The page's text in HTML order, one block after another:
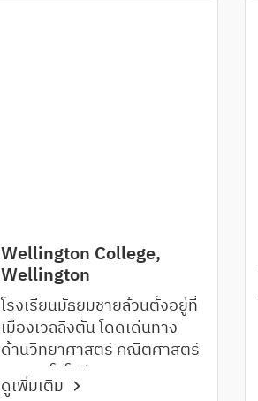
Wellington College,
Wellington
โรงเรียนมัธยมชายล้วนตั้งอยู่ที่
เมืองเวลลิงตัน โดดเด่นทาง
ด้านวิทยาศาสตร์ คณิตศาสตร์
และเทคโนโลยี
ดูเพิ่มเติม